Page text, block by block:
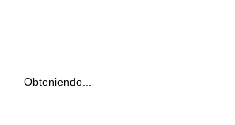
Obteniendo...